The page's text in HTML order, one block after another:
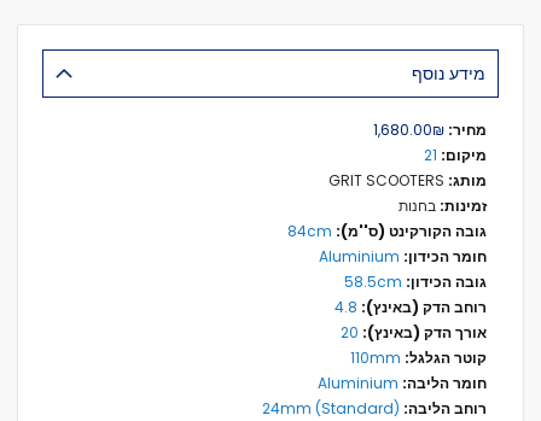
מידע נוסף
מידע
נוסף
₪‏1,680.00
21
בחנות
84cm
Aluminium
58.5cm
4.8
20
110mm
Aluminium
24mm (Standard)